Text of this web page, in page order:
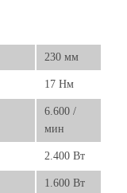
230 мм
17 Нм
6.600 /
мин
2.400 Вт
1.600 Вт